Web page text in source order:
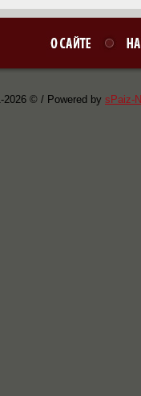
2026 © / Powered by sPaiz-